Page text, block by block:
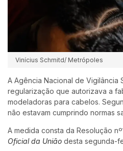
Vinícius Schmitd/ Metrópoles
A Agência Nacional de Vigilância
regularização que autorizava a
modeladoras para cabelos.
não estavam cumprindo normas
A medida consta da Resolução
Oficial da União desta segunda-